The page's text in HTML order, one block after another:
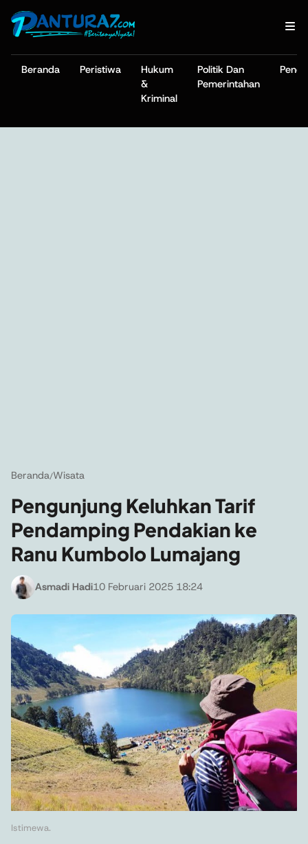
Beranda Peristiwa
Hukum
&
Kriminal
Politik Dan
Pemerintahan
Beranda/Wisata
Pengunjung Keluhkan Tarif
Pendamping Pendakian ke
Ranu Kumbolo Lumajang
Asmadi Hadi10 Februari 2025 18:24
Istimewa.